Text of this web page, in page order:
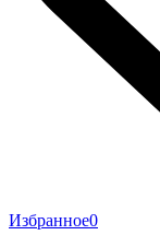
Избранное0